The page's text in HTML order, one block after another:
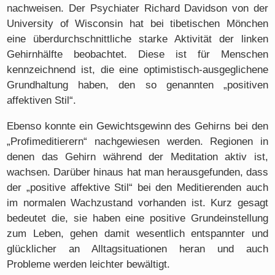
nachweisen. Der Psychiater Richard Davidson von der
University of Wisconsin hat bei tibetischen Mönchen
eine überdurchschnittliche starke Aktivität der linken
Gehirnhälfte beobachtet. Diese ist für Menschen
kennzeichnend ist, die eine optimistisch-ausgeglichene
Grundhaltung haben, den so genannten „positiven
affektiven Stil“.
Ebenso konnte ein Gewichtsgewinn des Gehirns bei den
„Profimeditierern“ nachgewiesen werden. Regionen in
denen das Gehirn während der Meditation aktiv ist,
wachsen. Darüber hinaus hat man herausgefunden, dass
der „positive affektive Stil“ bei den Meditierenden auch
im normalen Wachzustand vorhanden ist. Kurz gesagt
bedeutet die, sie haben eine positive Grundeinstellung
zum Leben, gehen damit wesentlich entspannter und
glücklicher an Alltagsituationen heran und auch
Probleme werden leichter bewältigt.